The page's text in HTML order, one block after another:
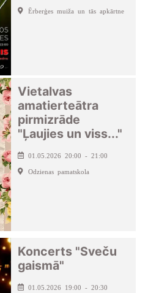
Ērberģes muiža un tās apkārtne
Vietalvas
amatierteātra
pirmizrāde
"Ļaujies un viss..."
01.05.2026 20:00 - 21:00
Odzienas pamatskola
Koncerts "Sveču
gaismā"
01.05.2026 19:00 - 20:30